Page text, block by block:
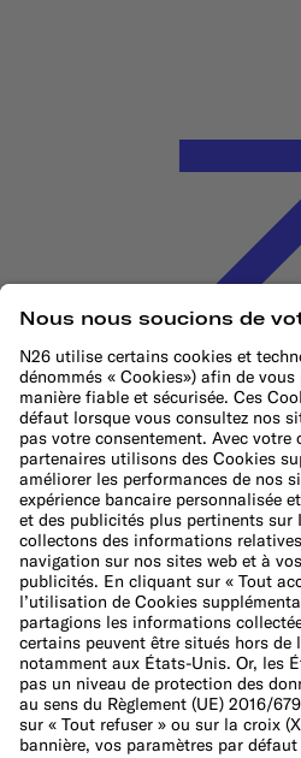
Politique en matière de cookies